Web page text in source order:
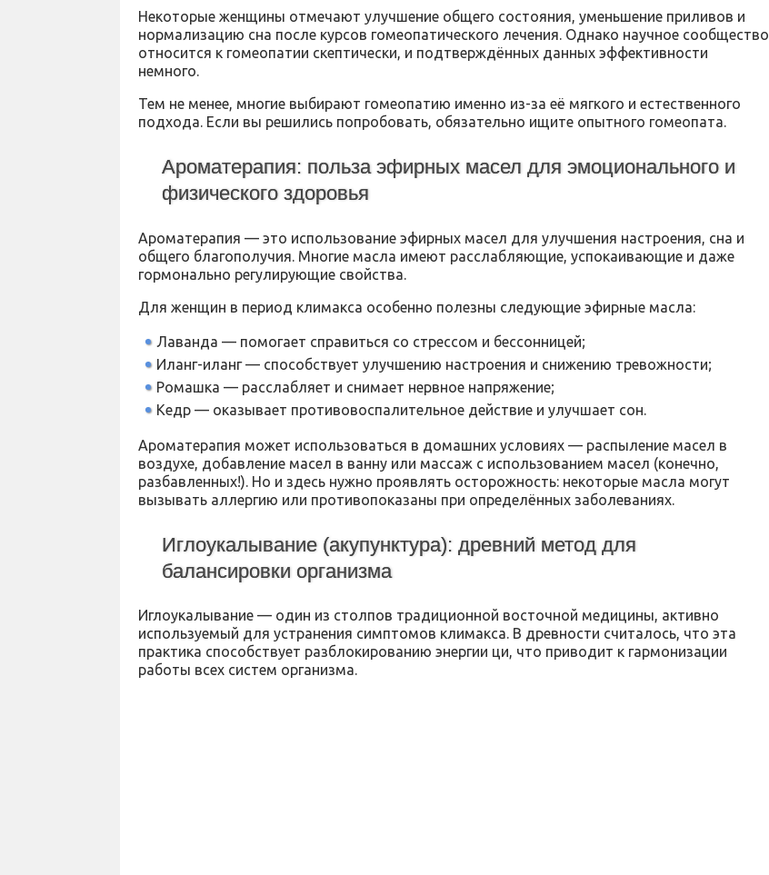
Некоторые женщины отмечают улучшение общего состояния, уменьшение приливов и
нормализацию сна после курсов гомеопатического лечения. Однако научное сообщество
относится к гомеопатии скептически, и подтверждённых данных эффективности
немного.
Тем не менее, многие выбирают гомеопатию именно из-за её мягкого и естественного
подхода. Если вы решились попробовать, обязательно ищите опытного гомеопата.
Ароматерапия: польза эфирных масел для эмоционального и
физического здоровья
Ароматерапия — это использование эфирных масел для улучшения настроения, сна и
общего благополучия. Многие масла имеют расслабляющие, успокаивающие и даже
гормонально регулирующие свойства.
Для женщин в период климакса особенно полезны следующие эфирные масла:
Лаванда — помогает справиться со стрессом и бессонницей;
Иланг-иланг — способствует улучшению настроения и снижению тревожности;
Ромашка — расслабляет и снимает нервное напряжение;
Кедр — оказывает противовоспалительное действие и улучшает сон.
Ароматерапия может использоваться в домашних условиях — распыление масел в
воздухе, добавление масел в ванну или массаж с использованием масел (конечно,
разбавленных!). Но и здесь нужно проявлять осторожность: некоторые масла могут
вызывать аллергию или противопоказаны при определённых заболеваниях.
Иглоукалывание (акупунктура): древний метод для
балансировки организма
Иглоукалывание — один из столпов традиционной восточной медицины, активно
используемый для устранения симптомов климакса. В древности считалось, что эта
практика способствует разблокированию энергии ци, что приводит к гармонизации
работы всех систем организма.